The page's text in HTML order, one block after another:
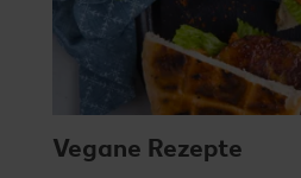
Vegane Rezepte